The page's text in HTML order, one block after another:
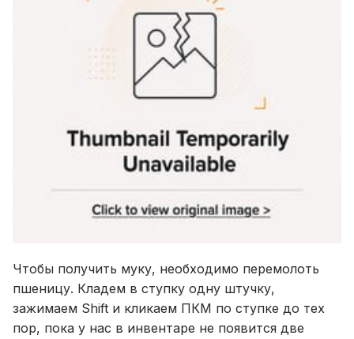
Чтобы получить муку, необходимо перемолоть
пшеницу. Кладем в ступку одну штучку,
зажимаем Shift и кликаем ПКМ по ступке до тех
пор, пока у нас в инвентаре не появится две